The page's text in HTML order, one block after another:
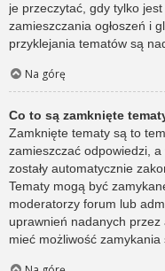
je przeczytać, gdy tylko
zamieszczania ogłoszeń i
przyklejania tematów są
Na górę
Co to są zamknięte
Zamknięte tematy są to
zamieszczać odpowiedzi,
zostały automatycznie
Tematy mogą być
moderatorzy forum lub
uprawnień nadanych
mieć możliwość zamykania